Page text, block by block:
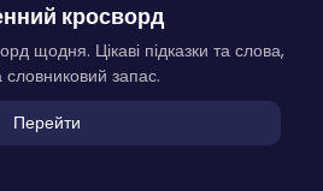
кросворд
щодня. Цікаві підказки та слова,
словниковий запас.
Перейти